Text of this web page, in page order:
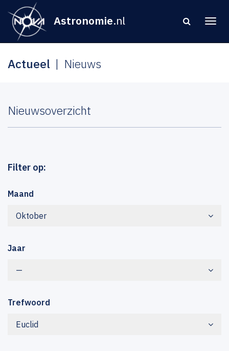
Astronomie.nl
Actueel Nieuws
Nieuwsoverzicht
Filter op:
Maand
Oktober
Jaar
—
Trefwoord
Euclid